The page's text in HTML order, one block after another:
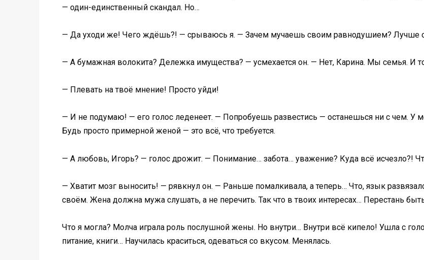
— один-единственный скандал. Но…
— Да уходи же! Чего ждёшь?! — срываюсь я. — Зачем мучаешь своим равнодушием? Лучше
— А бумажная волокита? Дележка имущества? — усмехается он. — Нет, Карина. Мы семья. И
— Плевать на твоё мнение! Просто уйди!
— И не подумаю! — его голос леденеет. — Попробуешь развестись — останешься ни с чем. У
Будь просто примерной женой — это всё, что требуется.
— А любовь, Игорь? — голос дрожит. — Понимание… забота… уважение? Куда всё исчезло?!
— Хватит мозг выносить! — рявкнул он. — Раньше помалкивала, а теперь… Что, язык
своём. Жена должна мужа слушать, а не перечить. Так что в твоих интересах… Перестань
Что я могла? Молча играла роль послушной жены. Но внутри… Внутри всё кипело! Ушла с
питание, книги… Научилась краситься, одеваться со вкусом. Менялась.